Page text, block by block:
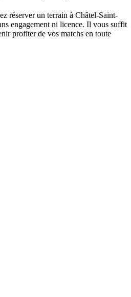
réserver un terrain à Châtel-Saint-
engagement ni licence. Il vous suffit
profiter de vos matchs en toute